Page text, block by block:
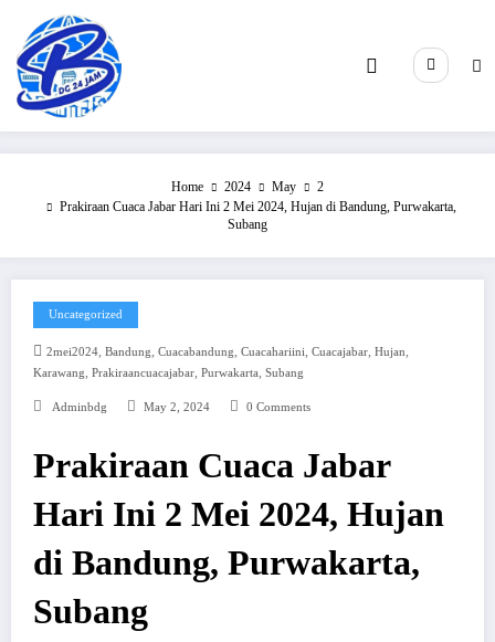
content
Home 2024 May
2
Prakiraan Cuaca Jabar Hari Ini 2 Mei 2024, Hujan di Bandung, Purwakarta,
Subang
Uncategorized
2mei2024, Bandung, Cuacabandung, Cuacahariini, Cuacajabar, Hujan,
Karawang, Prakiraancuacajabar, Purwakarta, Subang
Adminbdg May 2, 2024 0 Comments
Prakiraan Cuaca Jabar
Hari Ini 2 Mei 2024, Hujan
di Bandung, Purwakarta,
Subang